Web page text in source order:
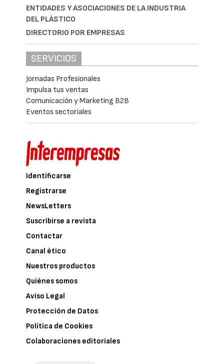
ENTIDADES Y ASOCIACIONES DE LA INDUSTRIA
DEL PLÁSTICO
DIRECTORIO POR EMPRESAS
SERVICIOS
Jornadas Profesionales
Impulsa tus ventas
Comunicación y Marketing B2B
Eventos sectoriales
Identificarse
Registrarse
NewsLetters
Suscribirse a revista
Contactar
Canal ético
Nuestros productos
Quiénes somos
Aviso Legal
Protección de Datos
Política de Cookies
Colaboraciones editoriales